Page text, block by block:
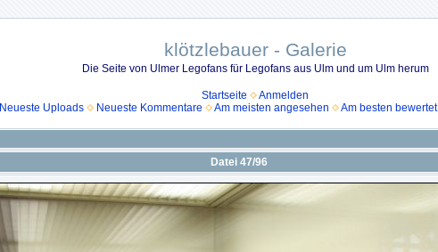
klötzlebauer - Galerie
Die Seite von Ulmer Legofans für Legofans aus Ulm und um Ulm herum
Startseite
Anmelden
Neueste Uploads Neueste Kommentare Am meisten angesehen Am besten bewertet
Datei 47/96